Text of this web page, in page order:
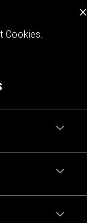
×
Cookies.